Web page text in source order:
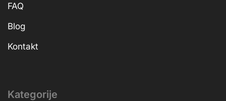
FAQ
Blog
Kontakt
Kategorije